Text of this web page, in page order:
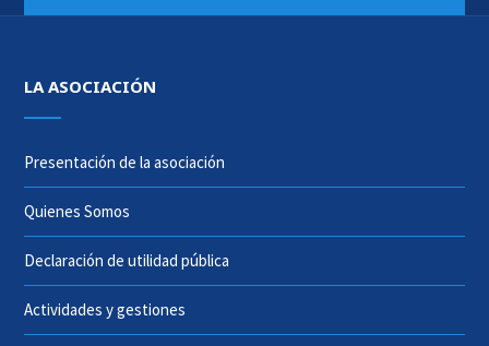
LA ASOCIACIÓN
Presentación de la asociación
Quienes Somos
Declaración de utilidad pública
Actividades y gestiones